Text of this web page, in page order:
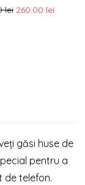
lei 260.00 lei
găsi huse de
pentru a
de telefon.